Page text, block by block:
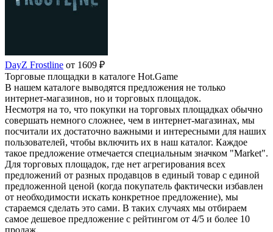
DayZ Frostline от 1609 ₽
Торговые площадки в каталоге Hot.Game
В нашем каталоге выводятся предложения не только
интернет-магазинов, но и торговых площадок.
Несмотря на то, что покупки на торговых площадках обычно
совершать немного сложнее, чем в интернет-магазинах, мы
посчитали их достаточно важными и интересными для наших
пользователей, чтобы включить их в наш каталог. Каждое
такое предложение отмечается специальным значком "Market".
Для торговых площадок, где нет агрегирования всех
предложений от разных продавцов в единый товар с единой
предложенной ценой (когда покупатель фактически избавлен
от необходимости искать конкретное предложение), мы
стараемся сделать это сами. В таких случаях мы отбираем
самое дешевое предложение с рейтингом от 4/5 и более 10
продаж.